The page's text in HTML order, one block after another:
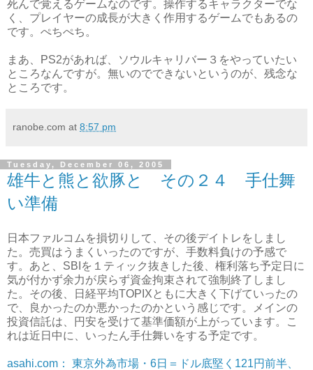
死んで覚えるゲームなのです。操作するキャラクターでな
く、プレイヤーの成長が大きく作用するゲームでもあるの
です。ぺちぺち。
まあ、PS2があれば、ソウルキャリバー３をやっていたい
ところなんですが。無いのでできないというのが、残念な
ところです。
ranobe.com at 8:57 pm
Tuesday, December 06, 2005
雄牛と熊と欲豚と その２４ 手仕舞
い準備
日本ファルコムを損切りして、その後デイトレをしまし
た。売買はうまくいったのですが、手数料負けの予感で
す。あと、SBIを１ティック抜きした後、権利落ち予定日に
気が付かず余力が戻らず資金拘束されて強制終了しまし
た。その後、日経平均TOPIXともに大きく下げていったの
で、良かったのか悪かったのかという感じです。メインの
投資信託は、円安を受けて基準価額が上がっています。こ
れは近日中に、いったん手仕舞いをする予定です。
asahi.com： 東京外為市場・6日＝ドル底堅く121円前半、